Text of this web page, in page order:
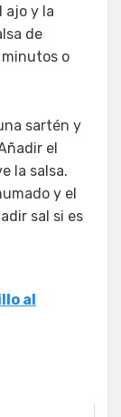
ajo y la
de
o
sartén y
el
la salsa.
y el
sal si es
al